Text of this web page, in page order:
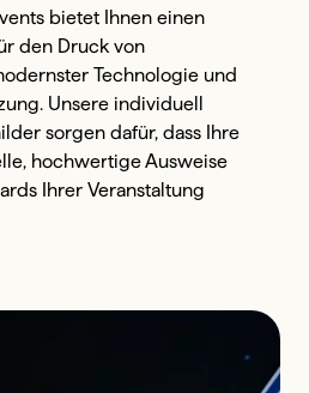
bietet Ihnen einen
den Druck von
Technologie und
Unsere individuell
sorgen dafür, dass Ihre
hochwertige Ausweise
Ihrer Veranstaltung